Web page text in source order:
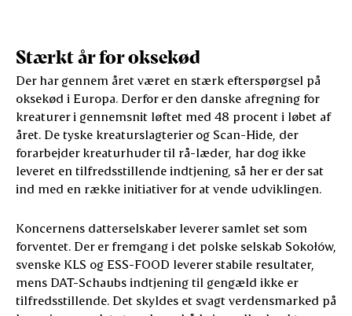
Stærkt år for oksekød
Der har gennem året været en stærk efterspørgsel på
oksekød i Europa. Derfor er den danske afregning for
kreaturer i gennemsnit løftet med 48 procent i løbet af
året. De tyske kreaturslagterier og Scan-Hide, der
forarbejder kreaturhuder til rå-læder, har dog ikke
leveret en tilfredsstillende indtjening, så her er der sat
ind med en række initiativer for at vende udviklingen.
Koncernens datterselskaber leverer samlet set som
forventet. Der er fremgang i det polske selskab Sokołów,
svenske KLS og ESS-FOOD leverer stabile resultater,
mens DAT-Schaubs indtjening til gengæld ikke er
tilfredsstillende. Det skyldes et svagt verdensmarked på